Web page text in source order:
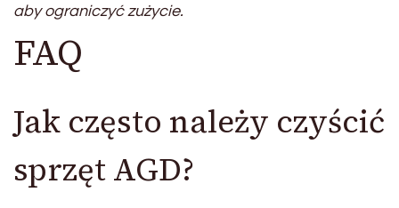
aby ograniczyć zużycie.
FAQ
Jak często należy czyścić
sprzęt AGD?